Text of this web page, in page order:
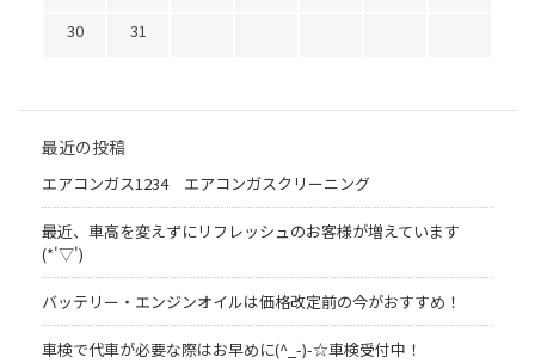
30
31
最近の投稿
エアコンガス1234 エアコンガスクリーニング
最近、車高を変えずにリフレッシュのお客様が増えています
(*'▽')
バッテリー・エンジンオイルは価格改定前の今がおすすめ！
車検で代車が必要な際はお早めに(^_-)-☆車検受付中！